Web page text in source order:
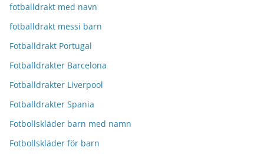
fotballdrakt med navn
fotballdrakt messi barn
Fotballdrakt Portugal
Fotballdrakter Barcelona
Fotballdrakter Liverpool
Fotballdrakter Spania
Fotbollskläder barn med namn
Fotbollskläder för barn